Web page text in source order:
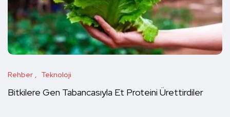
Rehber Teknoloji
Bitkilere Gen Tabancasıyla Et Proteini Ürettirdiler